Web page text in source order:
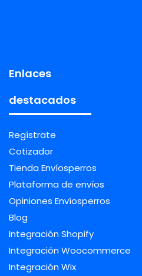
Enlaces
destacados
Regístrate
Cotizador
Tienda Envíosperros
Plataforma de envíos
Opiniones Envíosperros
Blog
Integración Shopify
Integración Woocommerce
Integración Wix